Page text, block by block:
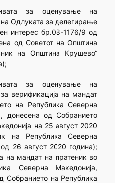
за оценување на
на Одлуката за делегирање
интерес бр.08-1176/9 од
од Советот на Општина
на Општина Крушево“
за оценување на
верификација на мандат
на Република Северна
донесена од Собранието
на 25 август 2020
на Република Северна
26 август 2020 година);
на мандат на пратеник во
Северна Македонија,
Собранието на Република